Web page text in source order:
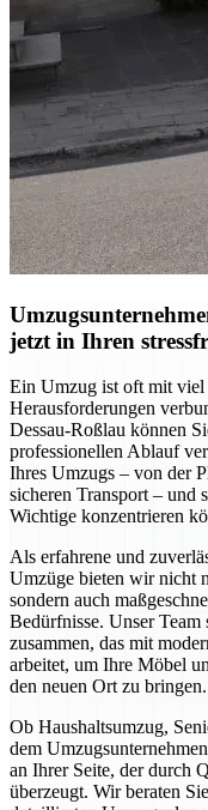
jetzt in Ihren
Ein Umzug ist oft mit viel
Herausforderungen
Dessau-Roßlau können
professionellen Ablauf
Ihres Umzugs – von der
sicheren Transport – und
Wichtige konzentrieren
Als erfahrene und
Umzüge bieten wir nicht
sondern auch
Bedürfnisse. Unser Team
zusammen, das mit
arbeitet, um Ihre Möbel
den neuen Ort zu bringen.
Ob Haushaltsumzug,
dem
an Ihrer Seite, der durch
überzeugt. Wir beraten